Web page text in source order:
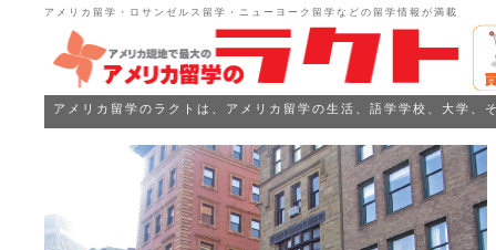
アメリカ留学・ロサンゼルス留学・ニューヨーク留学などの留学情報が満載
アメリカ留学のラクトは、アメリカ留学の生活、語学学校、大学